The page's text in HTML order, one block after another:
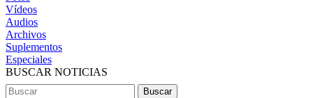
Vídeos
Audios
Archivos
Suplementos
Especiales
BUSCAR NOTICIAS